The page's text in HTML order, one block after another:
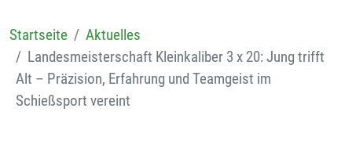
Startseite
Aktuelles
Landesmeisterschaft Kleinkaliber 3 x 20: Jung trifft
Alt – Präzision, Erfahrung und Teamgeist im
Schießsport vereint